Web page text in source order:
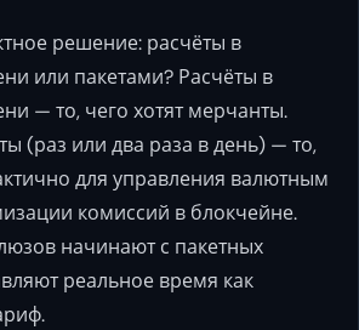
решение: расчёты в
или пакетами? Расчёты в
— то, чего хотят мерчанты.
(раз или два раза в день) — то,
для управления валютным
комиссий в блокчейне.
начинают с пакетных
реальное время как